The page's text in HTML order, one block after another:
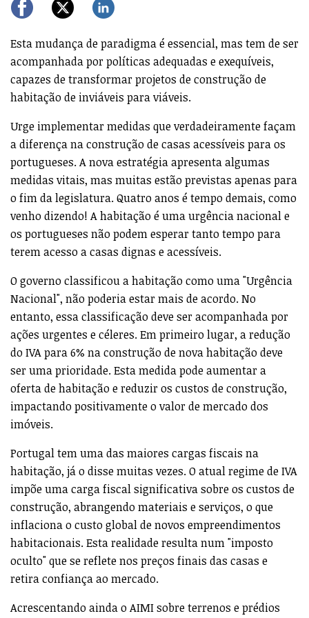
Esta mudança de paradigma é essencial, mas tem de ser
acompanhada por políticas adequadas e exequíveis,
capazes de transformar projetos de construção de
habitação de inviáveis para viáveis.
Urge implementar medidas que verdadeiramente façam
a diferença na construção de casas acessíveis para os
portugueses. A nova estratégia apresenta algumas
medidas vitais, mas muitas estão previstas apenas para
o fim da legislatura. Quatro anos é tempo demais, como
venho dizendo! A habitação é uma urgência nacional e
os portugueses não podem esperar tanto tempo para
terem acesso a casas dignas e acessíveis.
O governo classificou a habitação como uma "Urgência
Nacional", não poderia estar mais de acordo. No
entanto, essa classificação deve ser acompanhada por
ações urgentes e céleres. Em primeiro lugar, a redução
do IVA para 6% na construção de nova habitação deve
ser uma prioridade. Esta medida pode aumentar a
oferta de habitação e reduzir os custos de construção,
impactando positivamente o valor de mercado dos
imóveis.
Portugal tem uma das maiores cargas fiscais na
habitação, já o disse muitas vezes. O atual regime de IVA
impõe uma carga fiscal significativa sobre os custos de
construção, abrangendo materiais e serviços, o que
inflaciona o custo global de novos empreendimentos
habitacionais. Esta realidade resulta num "imposto
oculto" que se reflete nos preços finais das casas e
retira confiança ao mercado.
Acrescentando ainda o AIMI sobre terrenos e prédios